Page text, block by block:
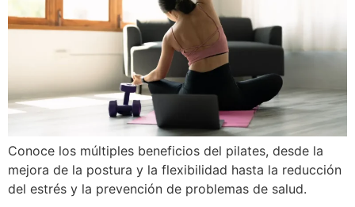
Conoce los múltiples beneficios del pilates, desde la
mejora de la postura y la flexibilidad hasta la reducción
del estrés y la prevención de problemas de salud.